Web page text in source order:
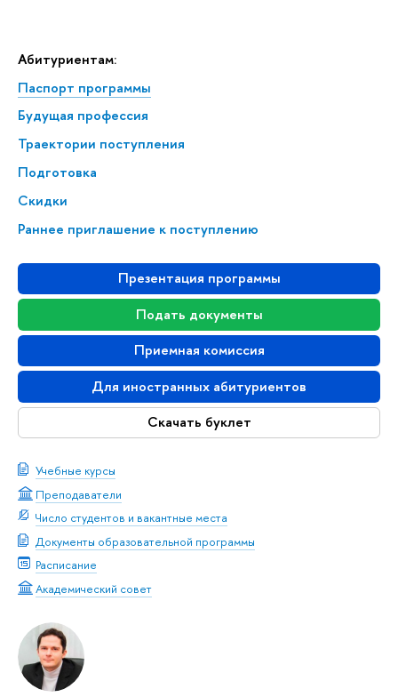
Абитуриентам:
Паспорт программы
Будущая профессия
Траектории поступления
Подготовка
Скидки
Раннее приглашение к поступлению
Презентация программы
Подать документы
Приемная комиссия
Для иностранных абитуриентов
Скачать буклет
Учебные курсы
Преподаватели
Число студентов и вакантные места
Документы образовательной программы
Расписание
Академический совет